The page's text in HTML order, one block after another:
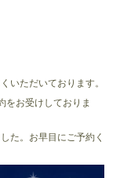
いただいております。
をお受けしておりま
た。お早目にご予約く